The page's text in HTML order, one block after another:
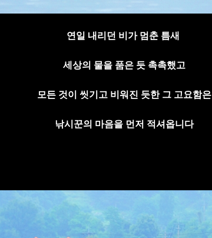
연일 내리던 비가 멈춘 틈새
세상의 물을 품은 듯 촉촉했고
모든 것이 씻기고 비워진 듯한 그 고요함은
낚시꾼의 마음을 먼저 적셔옵니다